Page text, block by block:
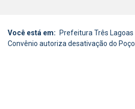
Você está em: Prefeitura Três Lagoas
Convênio autoriza desativação do